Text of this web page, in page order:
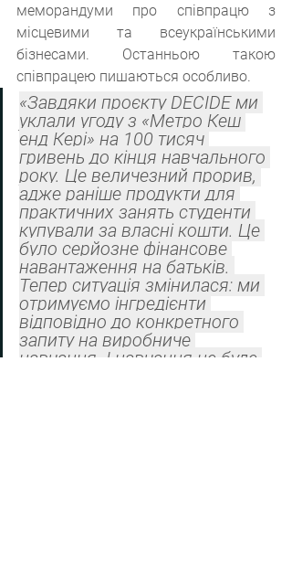
меморандуми про співпрацю з
місцевими та всеукраїнськими
бізнесами. Останньою такою
співпрацею пишаються особливо.
«Завдяки проєкту DECIDE ми
уклали угоду з «Метро Кеш
енд Кері» на 100 тисяч
гривень до кінця навчального
року. Це величезний прорив,
адже раніше продукти для
практичних занять студенти
купували за власні кошти. Це
було серйозне фінансове
навантаження на батьків.
Тепер ситуація змінилася: ми
отримуємо інгредієнти
відповідно до конкретного
запиту на виробниче
навчання. І навчання не буде